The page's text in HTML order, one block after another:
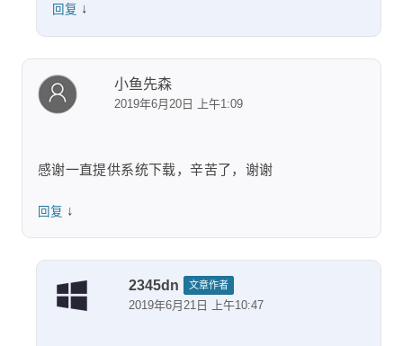
回复 ↓
小鱼先森
2019年6月20日 上午1:09
感谢一直提供系统下载，辛苦了，谢谢
回复 ↓
2345dn 文章作者
2019年6月21日 上午10:47